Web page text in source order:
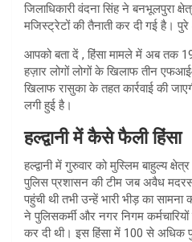
जिलाधिकारी वंदना सिंह ने बनभूलपुरा
मजिस्ट्रेटों की तैनाती कर दी गई है। पुरे
आपको बता दें , हिंसा मामले में अब तक
हज़ार लोगों लोगों के खिलाफ तीन
खिलाफ रासुका के तहत कार्रवाई की
लगी हुई है।
हल्द्वानी में कैसे फैली हिंसा
हल्द्वानी में गुरुवार को मुस्लिम बाहुल्य
पुलिस प्रशासन की टीम जब अवैध
पहुंची थी तभी उन्हें भारी भीड़ का सामना
ने पुलिसकर्मी और नगर निगम
कर दी थी। इस हिंसा में 100 से अधिक